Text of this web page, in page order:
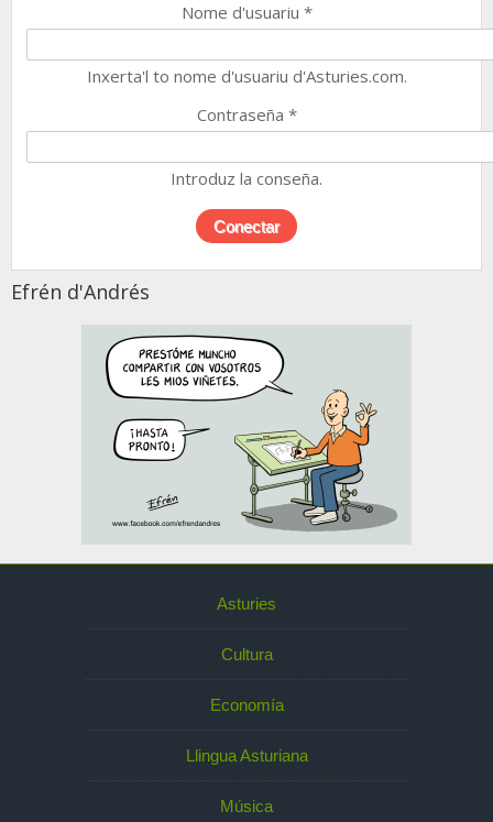
Nome d'usuariu *
Inxerta'l to nome d'usuariu d'Asturies.com.
Contraseña *
Introduz la conseña.
Efrén d'Andrés
Asturies
Cultura
Economía
Llingua Asturiana
Música